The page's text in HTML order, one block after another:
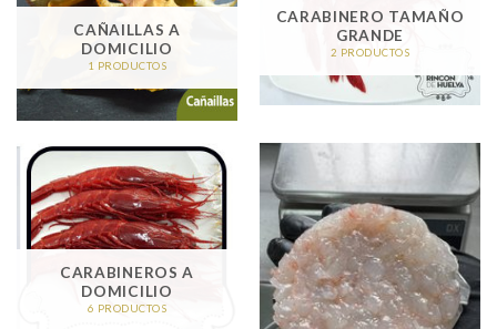
CAÑAILLAS A
DOMICILIO
1 PRODUCTOS
CARABINERO TAMAÑO
GRANDE
2 PRODUCTOS
CARABINEROS A
DOMICILIO
6 PRODUCTOS